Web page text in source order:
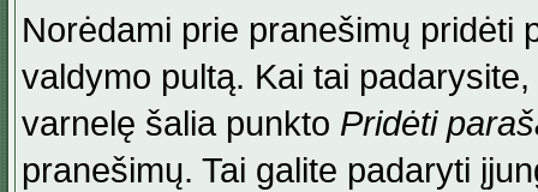
Norėdami prie pranešimų pridėti
valdymo pultą. Kai tai
varnelę šalia punkto Pridėti
pranešimų. Tai galite padaryti